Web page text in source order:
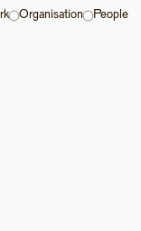
Organisation People